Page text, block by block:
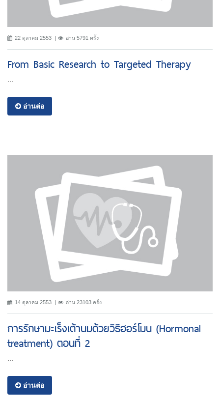
22 ตุลาคม 2553 อ่าน 5791 ครั้ง
From Basic Research to Targeted Therapy
อ่านต่อ
14 ตุลาคม 2553 อ่าน 23103 ครั้ง
การรักษามะเร็งเต้านมด้วยวิธีฮอร์โมน (Hormonal
treatment) ตอนที่ 2
...
อ่านต่อ